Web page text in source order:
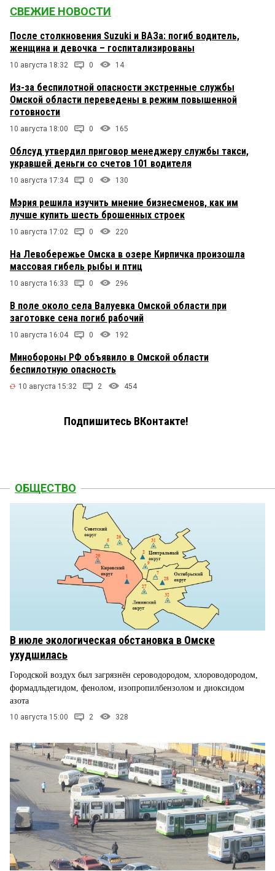
СВЕЖИЕ НОВОСТИ
После столкновения Suzuki и ВАЗа: погиб водитель,
женщина и девочка – госпитализированы
10 августа 18:32 0 14
Из-за беспилотной опасности экстренные службы
Омской области переведены в режим повышенной
готовности
10 августа 18:00 0 165
Облсуд утвердил приговор менеджеру службы такси,
укравшей деньги со счетов 101 водителя
10 августа 17:34 0 130
Мэрия решила изучить мнение бизнесменов, как им
лучше купить шесть брошенных строек
10 августа 17:02 0 220
На Левобережье Омска в озере Кирпичка произошла
массовая гибель рыбы и птиц
10 августа 16:33 0 296
В поле около села Валуевка Омской области при
заготовке сена погиб рабочий
10 августа 16:04 0 192
Минобороны РФ объявило в Омской области
беспилотную опасность
10 августа 15:32 2 454
Подпишитесь ВКонтакте!
ОБЩЕСТВО
В июле экологическая обстановка в Омске
ухудшилась
Городской воздух был загрязнён сероводородом, хлороводородом,
формадльдегидом, фенолом, изопропилбензолом и диоксидом
азота
10 августа 15:00 2 328